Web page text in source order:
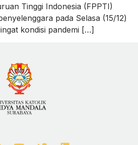
Tinggi Indonesia (FPPTI)
pada Selasa (15/12)
kondisi pandemi […]